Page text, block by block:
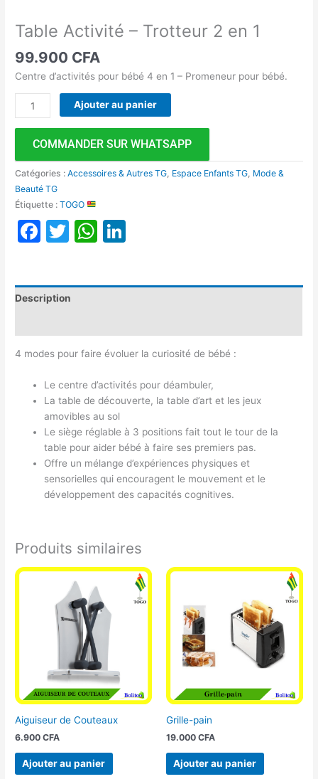
Table Activité – Trotteur 2 en 1
99.900 CFA
Centre d’activités pour bébé 4 en 1 – Promeneur pour bébé.
Ajouter au panier
COMMANDER SUR WHATSAPP
Catégories :Accessoires & Autres TG, Espace Enfants TG, Mode &
Beauté TG
Étiquette :TOGO
Facebook
TwitterWhatsApp
Description
4 modes pour faire évoluer la curiosité de bébé :
Le centre d’activités pour déambuler,
La table de découverte, la table d’art et les jeux
amovibles au sol
Le siège réglable à 3 positions fait tout le tour de la
table pour aider bébé à faire ses premiers pas.
Offre un mélange d’expériences physiques et
sensorielles qui encouragent le mouvement et le
développement des capacités cognitives.
Produits similaires
Aiguiseur de Couteaux
6.900CFA
Ajouter au panier
Grille-pain
19.000 CFA
Ajouter au panier